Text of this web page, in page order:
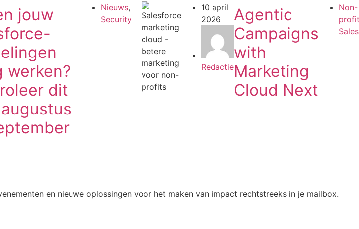
jouw
werken?
dit
Nieuws,
Security
10 april
2026
Redactie
Agentic
Campaigns
with
Marketing
Cloud Next
Non-
profit
en nieuwe oplossingen voor het maken van impact rechtstreeks in je mailbox.